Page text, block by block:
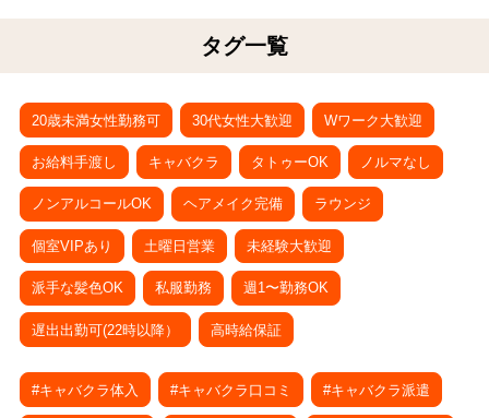
タグ一覧
20歳未満女性勤務可 30代女性大歓迎 Wワーク大歓迎
お給料手渡し キャバクラ タトゥーOK ノルマなし
ノンアルコールOK ヘアメイク完備 ラウンジ
個室VIPあり 土曜日営業 未経験大歓迎
派手な髪色OK 私服勤務 週1〜勤務OK
遅出出勤可(22時以降） 高時給保証
#キャバクラ体入 #キャバクラ口コミ #キャバクラ派遣